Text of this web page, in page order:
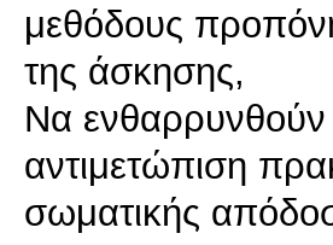
μεθόδους
της άσκησης,
Nα ενθαρρυνθούν
αντιμετώπιση
σωματικής